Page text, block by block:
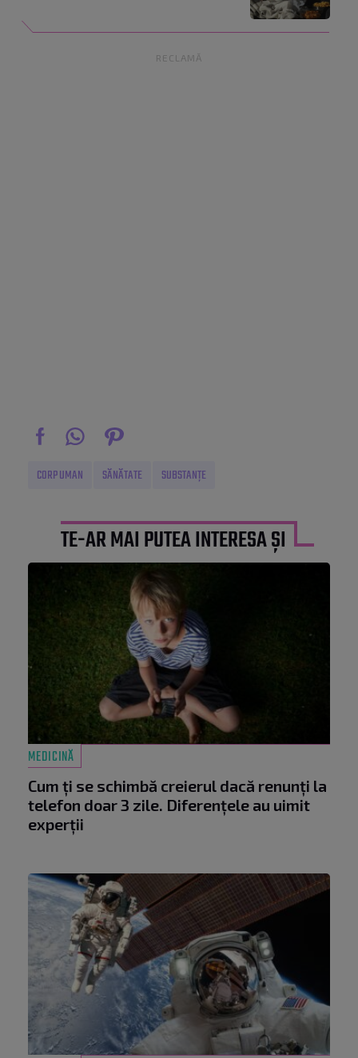
RECLAMĂ
CORP UMAN SĂNĂTATE SUBSTANȚE
TE-AR MAI PUTEA INTERESA ȘI
MEDICINĂ
Cum ți se schimbă creierul dacă renunți la
telefon doar 3 zile. Diferențele au uimit
experții